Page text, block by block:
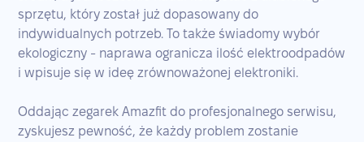
sprzętu, który został już dopasowany do
indywidualnych potrzeb. To także świadomy wybór
ekologiczny - naprawa ogranicza ilość elektroodpadów
i wpisuje się w ideę zrównoważonej elektroniki.
Oddając zegarek Amazfit do profesjonalnego serwisu,
zyskujesz pewność, że każdy problem zostanie